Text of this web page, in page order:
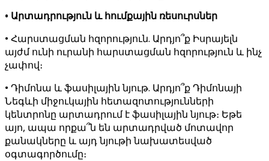
• Արտադրություն և հումքային ռեսուրսներ
• Հարստացման հզորություն. Արդյո՞ք Իսրայելն
այժմ ունի ուրանի հարստացման հզորություն և ինչ
չափով։
• Դիմոնա և ֆասիլային նյութ. Արդյո՞ք Դիմոնայի
Նեգևի միջուկային հետազոտությունների
կենտրոնը արտադրում է ֆասիլային նյութ։ Եթե
այո, ապա որքա՞ն են արտադրված մոտավոր
քանակները և այդ նյութի նախատեսված
օգտագործումը։